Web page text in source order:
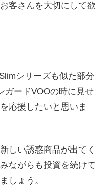
客さんを大切にして欲
シリーズも似た部分
ガードVOOの時に見せ
応援したいと思いま
しい誘惑商品が出てく
ながらも投資を続けて
しょう。